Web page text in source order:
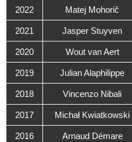
2022 Matej Mohorič
2021 Jasper Stuyven
2020 Wout van Aert
2019 Julian Alaphilippe
2018 Vincenzo Nibali
2017 Michał Kwiatkowski
2016 Arnaud Démare